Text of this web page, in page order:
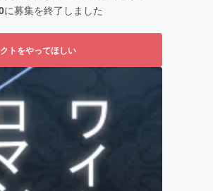
に募集を終了しました
トをやってほしい